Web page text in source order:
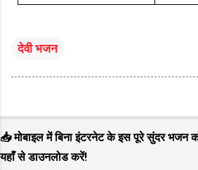
देवी भजन
📥 मोबाइल में बिना इंटरनेट के इस पूरे सुंदर भजन
यहाँ से डाउनलोड करें!